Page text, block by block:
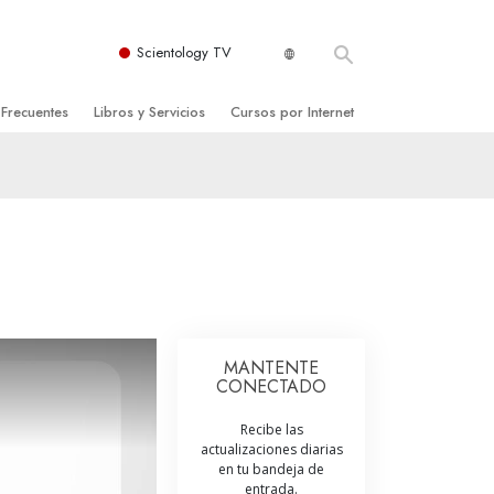
Scientology TV
Libros y Servicios
Iniciales
Cursos por Internet
Ayudas para Enfermedades y Lesiones
La Integridad y la Honestidad
La Escala Tonal Emocional
MANTENTE
CONECTADO
Recibe las
actualizaciones diarias
en tu bandeja de
entrada.